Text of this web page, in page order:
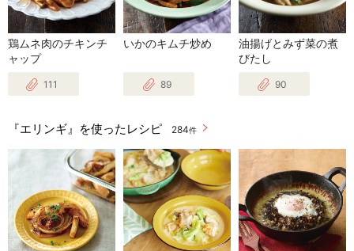
鶏ムネ肉のチキンチ
ャップ
111
いかのキムチ炒め
89
油揚げとみず菜の煮
びたし
90
『エリンギ』を使ったレシピ 284件